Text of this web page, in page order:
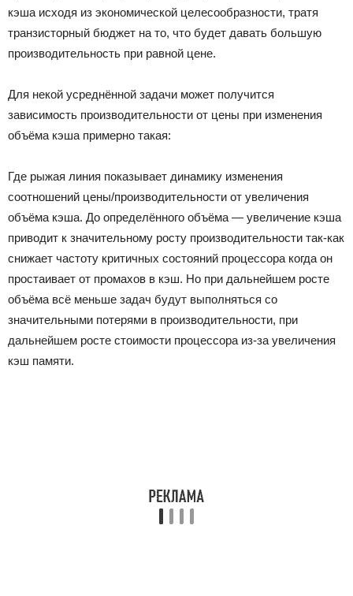
кэша исходя из экономической целесообразности, тратя
транзисторный бюджет на то, что будет давать большую
производительность при равной цене.
Для некой усреднённой задачи может получится
зависимость производительности от цены при изменения
объёма кэша примерно такая:
Где рыжая линия показывает динамику изменения
соотношений цены/производительности от увеличения
объёма кэша. До определённого объёма — увеличение кэша
приводит к значительному росту производительности так-как
снижает частоту критичных состояний процессора когда он
простаивает от промахов в кэш. Но при дальнейшем росте
объёма всё меньше задач будут выполняться со
значительными потерями в производительности, при
дальнейшем росте стоимости процессора из-за увеличения
кэш памяти.